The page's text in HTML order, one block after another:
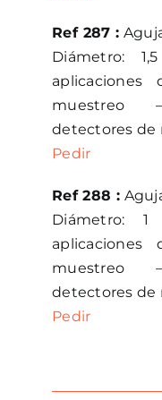
Ref 287 :
Diámetro:
muestreo
detectores de
Pedir
Ref 288 :
Diámetro:
muestreo
detectores de
Pedir